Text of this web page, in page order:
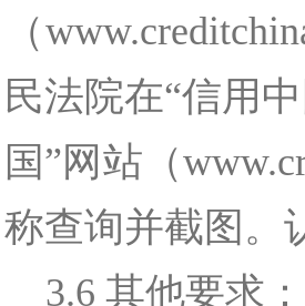
（
民法院在“信用
国”网站（
称查询并截图。
3.6 其他要求：